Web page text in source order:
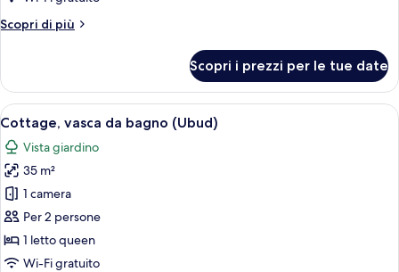
bagno
Scopri di più
Altri
vasca
da
bagno
Scopri i prezzi per le tue date
Apri
tutte
le
foto
per
Cottage,
vasca
da
Un letto a baldacchino con
11
Cottage, vasca da bagno (Ubud)
Vista giardino
35 m²
1 camera
Per 2 persone
1 letto queen
Wi-Fi gratuito